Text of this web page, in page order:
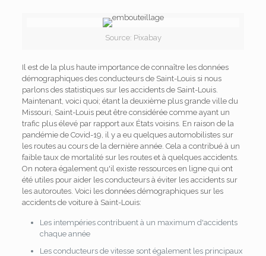
Source: Pixabay
Il est de la plus haute importance de connaître les données
démographiques des conducteurs de Saint-Louis si nous
parlons des statistiques sur les accidents de Saint-Louis.
Maintenant, voici quoi; étant la deuxième plus grande ville du
Missouri, Saint-Louis peut être considérée comme ayant un
trafic plus élevé par rapport aux États voisins. En raison de la
pandémie de Covid-19, il y a eu quelques automobilistes sur
les routes au cours de la dernière année. Cela a contribué à un
faible taux de mortalité sur les routes et à quelques accidents.
On notera également qu'il existe ressources en lignequi ont
été utiles pour aider les conducteurs à éviter les accidents sur
les autoroutes. Voici les données démographiques sur les
accidents de voiture à Saint-Louis:
Les intempéries contribuent à un maximum d'accidents
chaque année
Les conducteurs de vitesse sont également les principaux